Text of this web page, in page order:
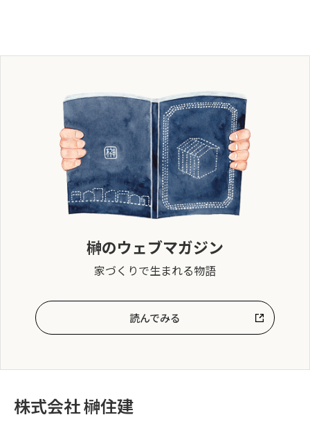
榊のウェブマガジン
家づくりで生まれる物語
読んでみる
株式会社 榊住建